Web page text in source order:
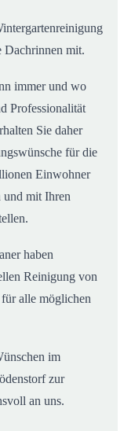
Dachrinnen mit.
immer und wo
Professionalität
Sie daher
für die
Einwohner
und mit Ihren
haben
Reinigung von
alle möglichen
im
zur
an uns.